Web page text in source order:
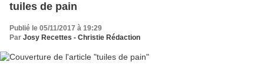
tuiles de pain
Publié le 05/11/2017 à 19:29
Par Josy Recettes - Christie Rédaction